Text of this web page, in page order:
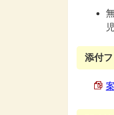
添付